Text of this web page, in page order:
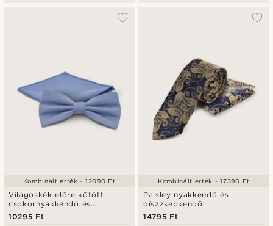
Világoskék előre kötött
csokornyakkendő és
díszzsebkendő szett
10295 Ft
Kombinált érték - 12090 Ft
Paisley nyakkendő és
díszzsebkendő
14795 Ft
Kombinált érték - 17390 Ft